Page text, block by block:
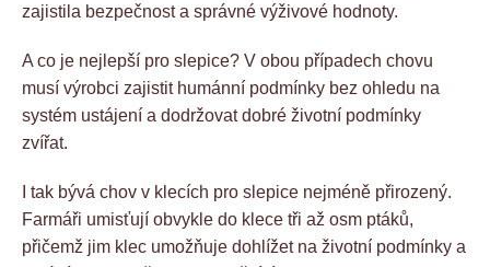
zajistila bezpečnost a správné výživové hodnoty.
A co je nejlepší pro slepice? V obou případech chovu
musí výrobci zajistit humánní podmínky bez ohledu na
systém ustájení a dodržovat dobré životní podmínky
zvířat.
I tak bývá chov v klecích pro slepice nejméně přirozený.
Farmáři umisťují obvykle do klece tři až osm ptáků,
přičemž jim klec umožňuje dohlížet na životní podmínky a